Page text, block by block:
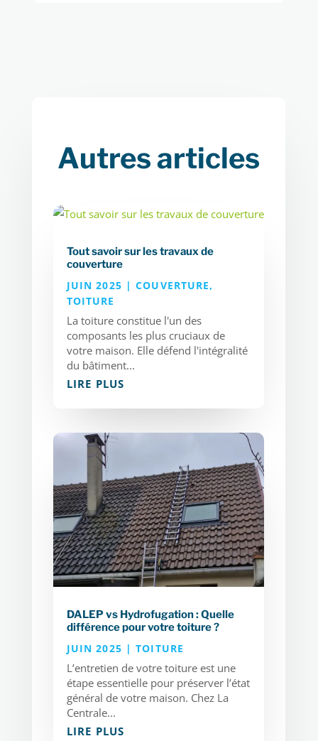
Autres articles
Tout savoir sur les travaux de
couverture
JUIN 2025 |COUVERTURE,
TOITURE
La toiture constitue l'un des
composants les plus cruciaux de
votre maison. Elle défend l'intégralité
du bâtiment...
LIRE PLUS
DALEP vs Hydrofugation : Quelle
différence pour votre toiture ?
JUIN 2025 |TOITURE
L’entretien de votre toiture est une
étape essentielle pour préserver l’état
général de votre maison. Chez La
Centrale...
LIRE PLUS